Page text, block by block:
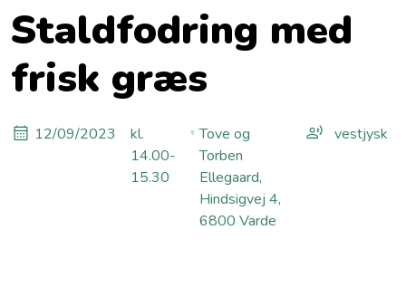
Staldfodring med
frisk græs
12/09/2023
kl.
14.00-
15.30
Tove og
Torben
Ellegaard,
Hindsigvej 4,
6800 Varde
vestjysk